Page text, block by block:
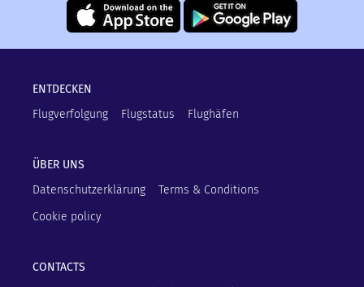
ENTDECKEN
Flugverfolgung
Flugstatus Flughäfen
ÜBER UNS
Datenschutzerklärung
Terms & Conditions
Cookie policy
CONTACTS